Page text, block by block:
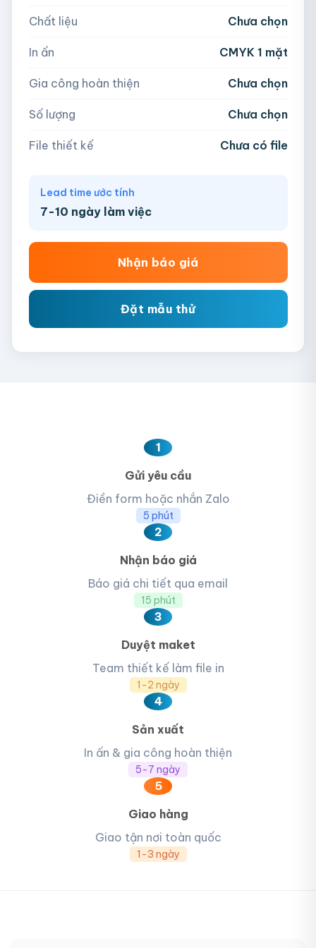
Hoặc nhập số lượng:
− + hộp
AI, PDF, EPS, PSD, PNG, JPG (tối đa 50MB)
Chất liệu Chưa chọn
In ấn CMYK 1 mặt
Gia công hoàn thiện Chưa chọn
Số lượng Chưa chọn
File thiết kế Chưa có file
Lead time ước tính
7-10 ngày làm việc
Nhận báo giá
Đặt mẫu thử
1
Gửi yêu cầu
Điền form hoặc nhắn Zalo
5 phút
2
Nhận báo giá
Báo giá chi tiết qua email
15 phút
3
Duyệt maket
Team thiết kế làm file in
1-2 ngày
4
Sản xuất
In ấn & gia công hoàn thiện
5-7 ngày
5
Giao hàng
Giao tận nơi toàn quốc
1-3 ngày